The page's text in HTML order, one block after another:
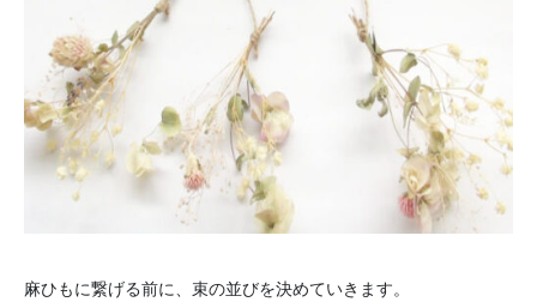
麻ひもに繋げる前に、束の並びを決めていきます。